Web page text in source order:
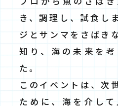
き、調理し、試食し
ジとサンマをさばき
知り、海の未来を
た。
このイベントは、次
ために、海を介し